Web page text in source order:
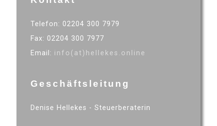
Telefon: 02204 300 7979
Fax: 02204 300 7977
Email: info(at)hellekes.online
Geschäftsleitung
Denise Hellekes - Steuerberaterin